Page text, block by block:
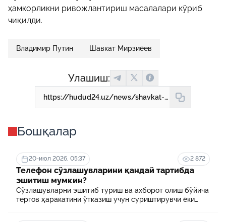
ҳамкорликни ривожлантириш масалалари кўриб
чиқилди.
Владимир Путин Шавкат Мирзиёев
Улашиш:
https://hudud24.uz/news/shavkat-mirziioev-va-vladimir-putin-bilan-uchrashdi
Бошқалар
20-июл 2026, 05:37 2 872
Телефон сўзлашувларини қандай тартибда
эшитиш мумкин?
Сўзлашувларни эшитиб туриш ва ахборот олиш бўйича
тергов ҳаракатини ўтказиш учун суриштирувчи ёки